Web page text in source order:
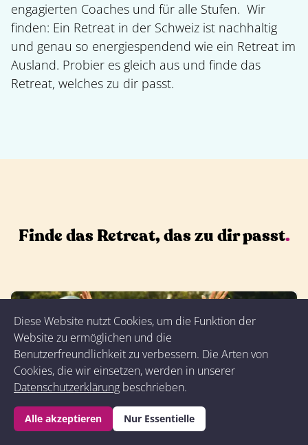
Diese Website nutzt Cookies, um die Funktion der
Website zu ermöglichen und die
Benutzerfreundlichkeit zu verbessern. Die Arten von
Cookies, die wir einsetzen, werden in unserer
Datenschutzerklärung beschrieben.
Alle akzeptieren Nur Essentielle
engagierten Coaches und für alle Stufen. Wir
finden: Ein Retreat in der Schweiz ist nachhaltig
und genau so energiespendend wie ein Retreat im
Ausland. Probier es gleich aus und finde das
Retreat, welches zu dir passt.
Finde das Retreat, das zu dir passt.